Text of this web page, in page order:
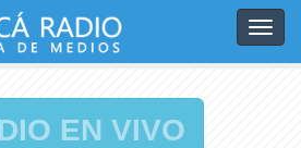
EN VIVO